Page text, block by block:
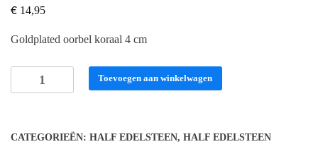
€ 14,95
Goldplated oorbel koraal 4 cm
Oorbellen
Kiki
Toevoegen aan winkelwagen
CATEGORIEËN: HALF EDELSTEEN, HALF EDELSTEEN